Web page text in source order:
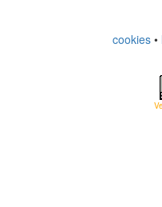
cookies •